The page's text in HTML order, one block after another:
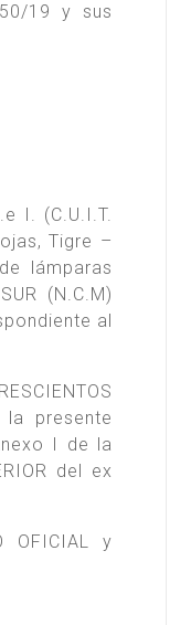
19 y sus
I. (C.U.I.T.
Tigre –
lámparas
(N.C.M)
al
presente
I de la
del ex
OFICIAL y